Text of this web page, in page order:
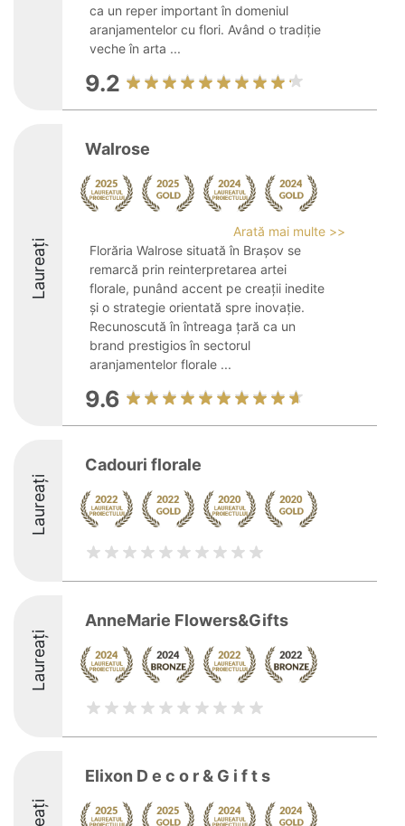
ca un reper important în domeniul
aranjamentelor cu flori. Având o tradiție
veche în arta ...
9.2
Laureați
Walrose
Arată mai multe >>
Florăria Walrose situată în Brașov se
remarcă prin reinterpretarea artei
florale, punând accent pe creații inedite
și o strategie orientată spre inovație.
Recunoscută în întreaga țară ca un
brand prestigios în sectorul
aranjamentelor florale ...
9.6
Laureați
Cadouri florale
Laureați
AnneMarie Flowers&Gifts
Elixon D e c o r & G i f t s